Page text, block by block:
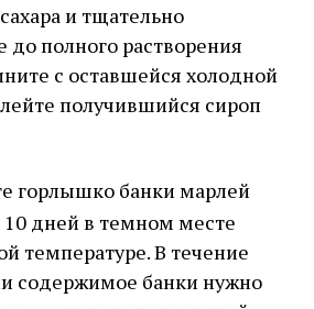
и тщательно
полного растворения
с оставшейся холодной
получившийся сироп
горлышко банки марлей
10 дней в темном месте
температуре. В течение
содержимое банки нужно